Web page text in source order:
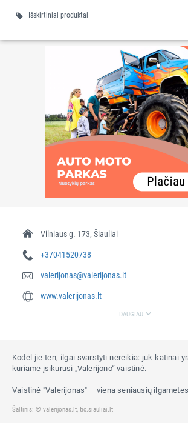
Išskirtiniai produktai
Kodėl jie ten, ilgai svarstyti nereikia: juk katinai
kuriame įsikūrusi „Valerijono“ vaistinė.
Vaistinė "Valerijonas" – viena seniausių
Šaltinis: © valerijonas.lt, tic.siauliai.lt
Vilniaus g. 173, Šiauliai
+37041520738
valerijonas@valerijonas.lt
www.valerijonas.lt
DAUGIAU